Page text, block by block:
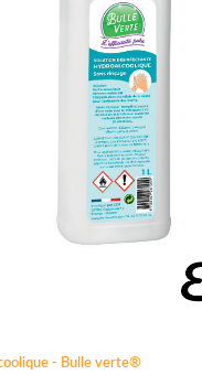
- Bulle verte®